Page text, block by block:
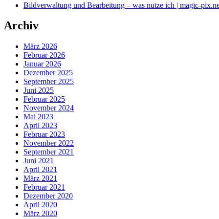
Bildverwaltung und Bearbeitung – was nutze ich | magic-
Archiv
März 2026
Februar 2026
Januar 2026
Dezember 2025
September 2025
Juni 2025
Februar 2025
November 2024
Mai 2023
April 2023
Februar 2023
November 2022
September 2021
Juni 2021
April 2021
März 2021
Februar 2021
Dezember 2020
April 2020
März 2020